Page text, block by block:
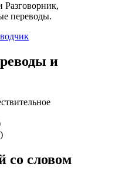
Разговорник,
переводы.
и
со словом